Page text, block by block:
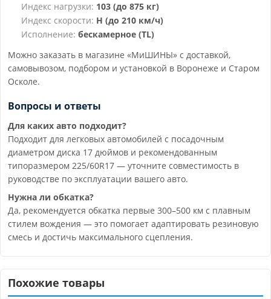
Индекс нагрузки: 103 (до 875 кг)
Индекс скорости: H (до 210 км/ч)
Исполнение: бескамерное (TL)
Можно заказать в магазине «МиШИНЫ» с доставкой,
самовывозом, подбором и установкой в Воронеже и Старом
Осколе.
Вопросы и ответы
Для каких авто подходит?
Подходит для легковых автомобилей с посадочным
диаметром диска 17 дюймов и рекомендованным
типоразмером 225/60R17 — уточните совместимость в
руководстве по эксплуатации вашего авто.
Нужна ли обкатка?
Да, рекомендуется обкатка первые 300–500 км с плавным
стилем вождения — это помогает адаптировать резиновую
смесь и достичь максимального сцепления.
Похожие товары